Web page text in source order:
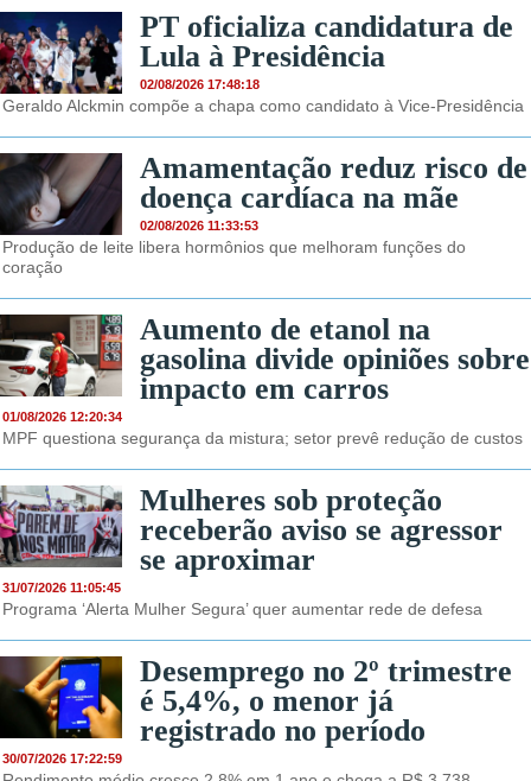
PT oficializa candidatura de
Lula à Presidência
02/08/2026 17:48:18
Geraldo Alckmin compõe a chapa como candidato à Vice-Presidência
Amamentação reduz risco de
doença cardíaca na mãe
02/08/2026 11:33:53
Produção de leite libera hormônios que melhoram funções do
coração
Aumento de etanol na
gasolina divide opiniões sobre
impacto em carros
01/08/2026 12:20:34
MPF questiona segurança da mistura; setor prevê redução de custos
Mulheres sob proteção
receberão aviso se agressor
se aproximar
31/07/2026 11:05:45
Programa ‘Alerta Mulher Segura’ quer aumentar rede de defesa
Desemprego no 2º trimestre
é 5,4%, o menor já
registrado no período
30/07/2026 17:22:59